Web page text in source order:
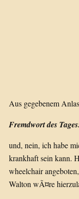
Aus gegebenem
Fremdwort des
und, nein, ich habe
krankhaft sein kann.
wheelchair
Walton wÃ¤re